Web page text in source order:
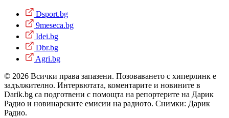
Dsport.bg
9meseca.bg
Idei.bg
Dbr.bg
Agri.bg
© 2026 Всички права запазени. Позоваването с хиперлинк е
задължително. Интервютата, коментарите и новините в
Darik.bg са подготвени с помощта на репортерите на Дарик
Радио и новинарските емисии на радиото. Снимки: Дарик
Радио.